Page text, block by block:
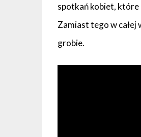
spotkań kobiet, które
Zamiast tego w całej
grobie.